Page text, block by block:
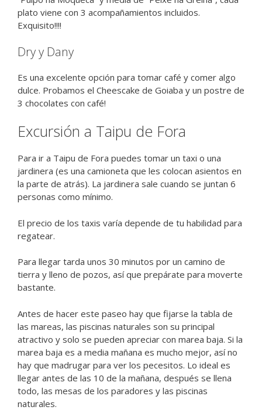
plato viene con 3 acompañamientos incluidos.
Exquisito!!!!
Dry y Dany
Es una excelente opción para tomar café y comer algo
dulce. Probamos el Cheescake de Goiaba y un postre de
3 chocolates con café!
Excursión a Taipu de Fora
Para ir a Taipu de Fora puedes tomar un taxi o una
jardinera (es una camioneta que les colocan asientos en
la parte de atrás). La jardinera sale cuando se juntan 6
personas como mínimo.
El precio de los taxis varía depende de tu habilidad para
regatear.
Para llegar tarda unos 30 minutos por un camino de
tierra y lleno de pozos, así que prepárate para moverte
bastante.
Antes de hacer este paseo hay que fijarse la tabla de
las mareas, las piscinas naturales son su principal
atractivo y solo se pueden apreciar con marea baja. Si la
marea baja es a media mañana es mucho mejor, así no
hay que madrugar para ver los pecesitos. Lo ideal es
llegar antes de las 10 de la mañana, después se llena
todo, las mesas de los paradores y las piscinas
naturales.